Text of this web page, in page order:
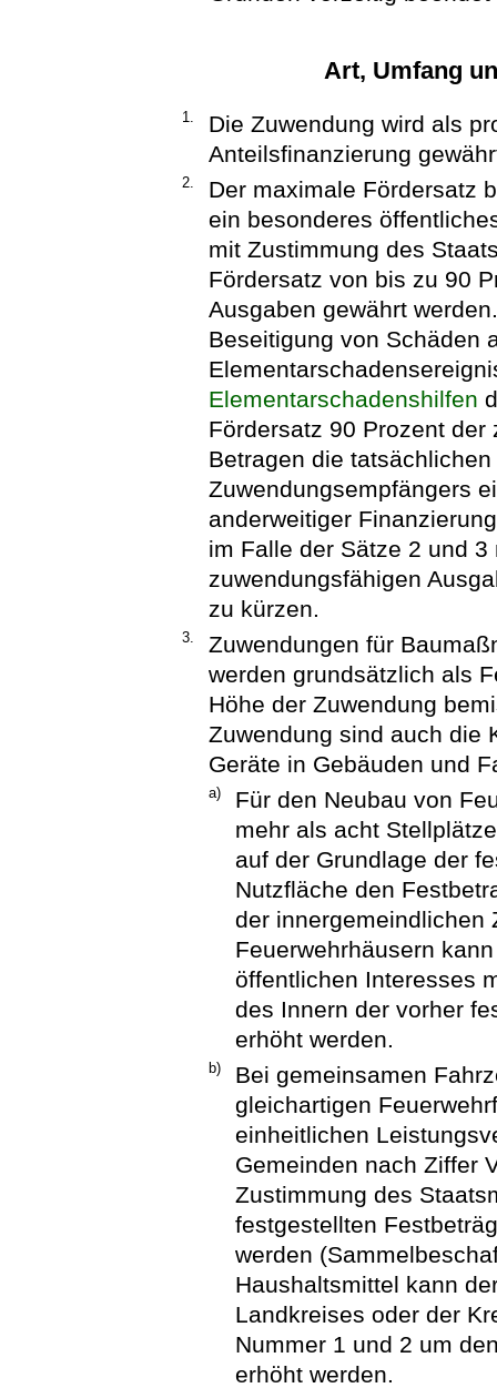
Art, Umfang
1.
Die Zuwendung wird als
Anteilsfinanzierung
2.
Der maximale Fördersatz
ein besonderes
mit Zustimmung des
Fördersatz von bis zu 90
Ausgaben gewährt
Beseitigung von Schäden
Elementarschadenshilfen
Fördersatz 90 Prozent
Betragen die
Zuwendungsempfängers
anderweitiger
im Falle der Sätze 2 und
zuwendungsfähigen
zu kürzen.
3.
Zuwendungen für
werden grundsätzlich als
Höhe der Zuwendung
Zuwendung sind auch die
Geräte in Gebäuden und
a)
Für den Neubau von
mehr als acht
auf der Grundlage der
Nutzfläche den
der innergemeindlichen
Feuerwehrhäusern
öffentlichen Interesses
des Innern der vorher
erhöht werden.
b)
Bei gemeinsamen
gleichartigen
einheitlichen
Gemeinden nach Ziffer
Zustimmung des
festgestellten
werden
Haushaltsmittel kann
Landkreises oder der
Nummer 1 und 2 um
erhöht werden.